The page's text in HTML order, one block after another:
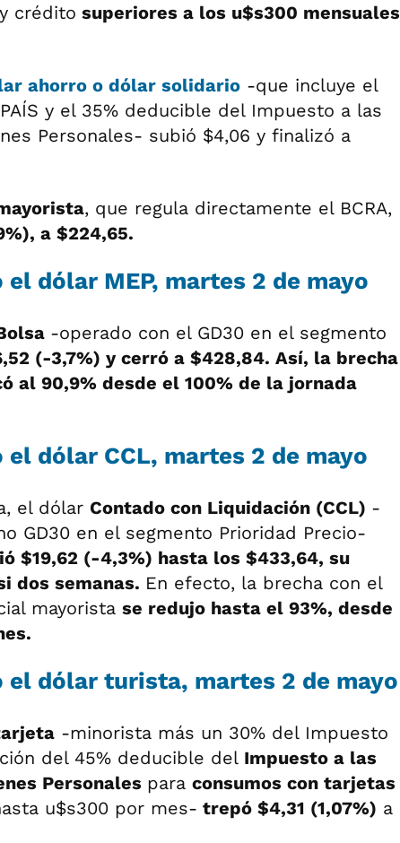
crédito superiores a los u$s300 mensuales
ahorro o dólar solidario -que incluye el
y el 35% deducible del Impuesto a las
Personales- subió $4,06 y finalizó a
, que regula directamente el BCRA,
a $224,65.
dólar MEP, martes 2 de mayo
-operado con el GD30 en el segmento
(-3,7%) y cerró a $428,84. Así, la brecha
al 90,9% desde el 100% de la jornada
dólar CCL, martes 2 de mayo
el dólar Contado con Liquidación (CCL) -
GD30 en el segmento Prioridad Precio-
$19,62 (-4,3%) hasta los $433,64, su
dos semanas. En efecto, la brecha con el
mayorista se redujo hasta el 93%, desde
el dólar turista, martes 2 de mayo
-minorista más un 30% del Impuesto
del 45% deducible del Impuesto a las
Personales para consumos con tarjetas
u$s300 por mes- trepó $4,31 (1,07%) a